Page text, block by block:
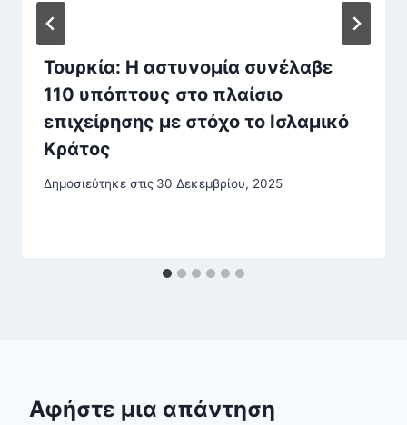
Τουρκία: Η αστυνομία συνέλαβε
110 υπόπτους στο πλαίσιο
επιχείρησης με στόχο το Ισλαμικό
Κράτος
Δημοσιεύτηκε στις 30 Δεκεμβρίου, 2025
Αφήστε μια απάντηση